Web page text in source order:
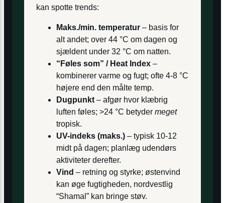
kan spotte trends:
Maks./min. temperatur – basis for
alt andet; over 44 °C om dagen og
sjældent under 32 °C om natten.
“Føles som” / Heat Index –
kombinerer varme og fugt; ofte 4-8 °C
højere end den målte temp.
Dugpunkt – afgør hvor klæbrig
luften føles; >24 °C betyder meget
tropisk.
UV-indeks (maks.) – typisk 10-12
midt på dagen; planlæg udendørs
aktiviteter derefter.
Vind – retning og styrke; østenvind
kan øge fugtigheden, nordvestlig
“Shamal” kan bringe støv.